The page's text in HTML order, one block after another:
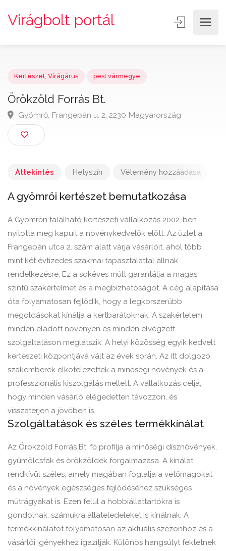
Virágbolt portál
Örökzöld Forrás Bt.
Gyömrő, Frangepán u. 2, 2230 Magyarország
Áttekintés Helyszín Vélemény hozzáadása
A gyömrői kertészet bemutatkozása
A Gyömrőn található kertészeti vállalkozás 2002-ben
nyitotta meg kapuit a növénykedvelők előtt. Az üzlet a
Frangepán utca 2. szám alatt várja vásárlóit, ahol több
mint két évtizedes szakmai tapasztalattal állnak
rendelkezésre. Ez a sokéves múlt garantálja a magas
szintű szakértelmet és a megbízhatóságot. A cég alapítása
óta folyamatosan fejlődik, hogy a legkorszerűbb
megoldásokat kínálja a kertbarátoknak. A szakértelem
minden eladott növényen és minden elvégzett
szolgáltatáson meglátszik. A helyi közösség egyik kedvelt
kertészeti központjává vált az évek során. Az itt dolgozó
szakemberek elkötelezettek a minőségi növények és a
professzionális kiszolgálás mellett. A vállalkozás célja,
hogy minden vásárló elégedetten távozzon, és
visszatérjen a jövőben is.
Szolgáltatások és széles termékkínálat
Az Örökzöld Forrás Bt. fő profilja a minőségi dísznövények,
gyümölcsfák és örökzöldek forgalmazása. A kínálat
rendkívül széles, amely magában foglalja a vetőmagokat
és a növények egészséges fejlődéséhez szükséges
műtrágyákat is. Ezen felül a hobbiállattartókra is
gondolnak, számukra állateledeleket is kínálnak. A
termékkínálatot folyamatosan az aktuális szezonhoz és a
vásárlói igényekhez igazítják. Különös hangsúlyt fektetnek